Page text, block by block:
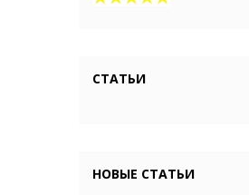
СТАТЬИ
НОВЫЕ СТАТЬИ